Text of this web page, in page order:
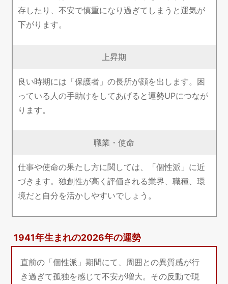
存したり、不安で慎重になり過ぎてしまうと運気が
下がります。
上昇期
良い時期には「保護者」の長所が顔を出します。困
っている人の手助けをしてあげると運勢UPにつなが
ります。
職業・使命
仕事や使命の果たし方に関しては、「個性派」に近
づきます。独創性が高く評価される業界、職種、環
境だと自分を活かしやすいでしょう。
1941年生まれの2026年の運勢
直前の「個性派」期間にて、周囲との異質感が行
き過ぎて孤独を感じて不安が増大。その反動で現